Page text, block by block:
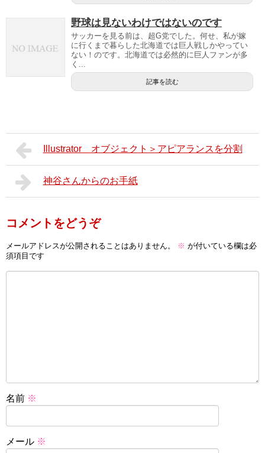
野球は見ないわけではないのです
サッカーを見る前は、超G党でした。何せ、私が嫁
に行くまで暮らした北海道では巨人戦しかやってい
ない！のです。北海道では必然的に巨人ファンが多
く...
記事を読む
Illustrator オブジェクト＞アピアランスを分割
神谷さんからのお手紙
コメントをどうぞ
メールアドレスが公開されることはありません。 ※ が付いている欄は必
須項目です
名前 ※
メール ※